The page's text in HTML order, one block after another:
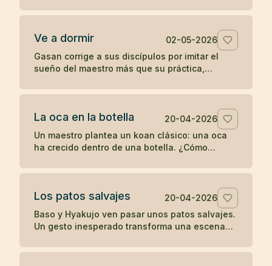
desaparecer.
Ve a dormir
02-05-2026
Gasan corrige a sus discípulos por imitar el
sueño del maestro más que su práctica,
no retirarse antes de tiempo.
La oca en la botella
20-04-2026
Un maestro plantea un koan clásico: una oca
ha crecido dentro de una botella. ¿Cómo
Los patos salvajes
20-04-2026
Baso y Hyakujo ven pasar unos patos salvajes.
Un gesto inesperado transforma una escena
percepción.